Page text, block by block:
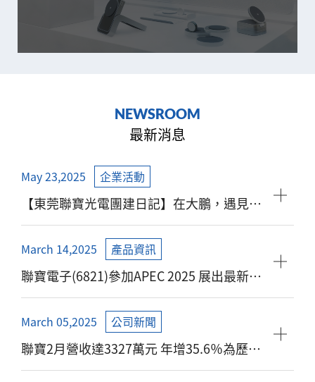
NEWSROOM
最新消息
May 23,2025 企業活動
【東莞聯寶光電團建日記】在大鵬，遇見更
棒的我們！
March 14,2025 產品資訊
聯寶電子(6821)參加APEC 2025 展出最新磁
性元件技術 展位2147熱烈邀請客戶與投資人
March 05,2025 公司新聞
聯寶2月營收達3327萬元 年增35.6％為歷年
同期第三高